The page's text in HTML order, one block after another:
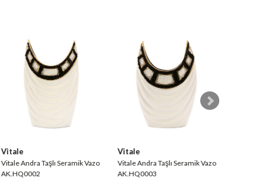
Vitale
Vitale Andra Taşlı Seramik Vazo
AK.HQ0002
Vitale
Vitale Andra Taşlı Seramik Vazo
AK.HQ0003